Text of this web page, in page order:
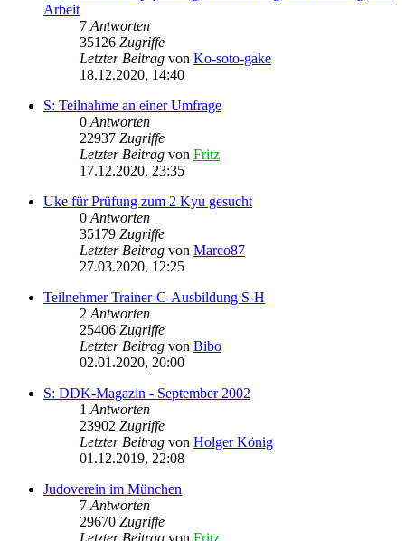
Arbeit
7 Antworten
35126 Zugriffe
Letzter Beitrag von Ko-soto-gake
18.12.2020, 14:40
S: Teilnahme an einer Umfrage
0 Antworten
22937 Zugriffe
Letzter Beitrag von Fritz
17.12.2020, 23:35
Uke für Prüfung zum 2 Kyu gesucht
0 Antworten
35179 Zugriffe
Letzter Beitrag von Marco87
27.03.2020, 12:25
Teilnehmer Trainer-C-Ausbildung S-H
2 Antworten
25406 Zugriffe
Letzter Beitrag von Bibo
02.01.2020, 20:00
S: DDK-Magazin - September 2002
1 Antworten
23902 Zugriffe
Letzter Beitrag von Holger König
01.12.2019, 22:08
Judoverein im München
7 Antworten
29670 Zugriffe
Letzter Beitrag von Fritz